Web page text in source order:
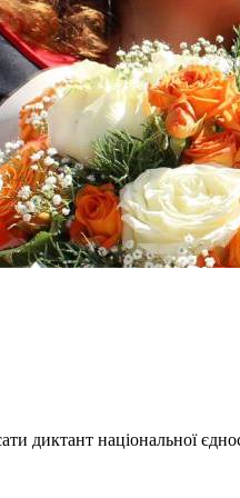
диктант національної